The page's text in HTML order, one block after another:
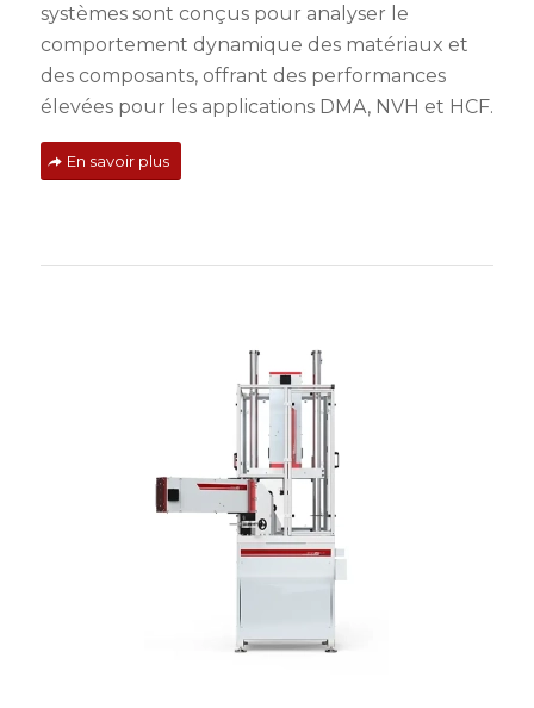
systèmes sont conçus pour analyser le
comportement dynamique des matériaux et
des composants, offrant des performances
élevées pour les applications DMA, NVH et HCF.
En savoir plus